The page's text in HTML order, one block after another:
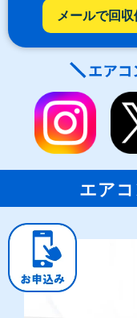
メールで回
エア